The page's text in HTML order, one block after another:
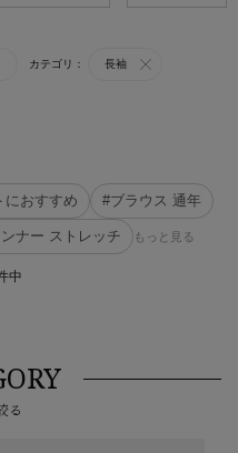
カテゴリ： 長袖
におすすめ #ブラウス 通年
ナー ストレッチ もっと見る
中
る